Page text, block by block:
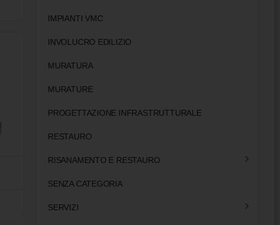
IMPIANTI VMC
INVOLUCRO EDILIZIO
MURATURA
MURATURE
PROGETTAZIONE INFRASTRUTTURALE
RESTAURO
RISANAMENTO E RESTAURO
SENZA CATEGORIA
SERVIZI